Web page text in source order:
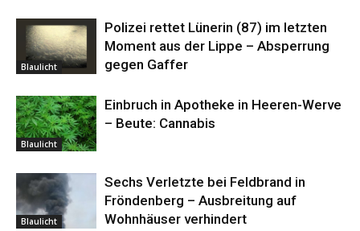
Blaulicht
Polizei rettet Lünerin (87) im letzten
Moment aus der Lippe – Absperrung
gegen Gaffer
Blaulicht
Einbruch in Apotheke in Heeren-Werve
– Beute: Cannabis
Blaulicht
Sechs Verletzte bei Feldbrand in
Fröndenberg – Ausbreitung auf
Wohnhäuser verhindert